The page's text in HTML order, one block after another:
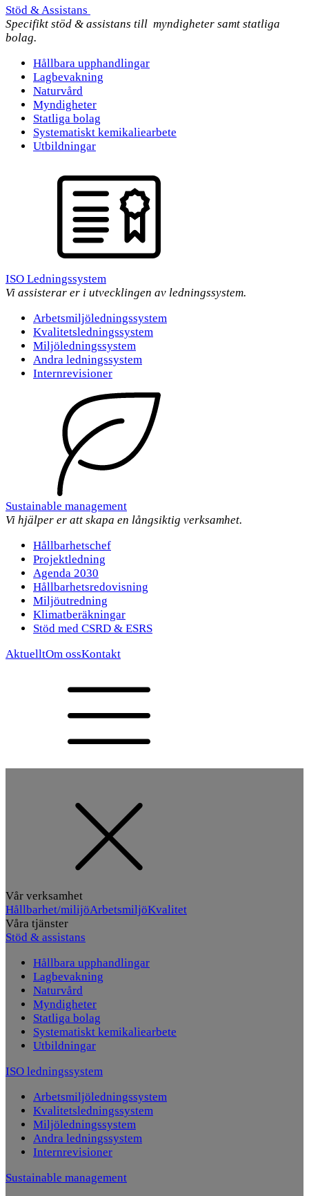
Stöd & Assistans
Specifikt stöd & assistans till myndigheter samt statliga
bolag.
Hållbara upphandlingar
Lagbevakning
Naturvård
Myndigheter
Statliga bolag
Systematiskt kemikaliearbete
Utbildningar
ISO Ledningssystem
Vi assisterar er i utvecklingen av ledningssystem.
Arbetsmiljöledningssystem
Kvalitetsledningssystem
Miljöledningssystem
Andra ledningssystem
Internrevisioner
Sustainable management
Vi hjälper er att skapa en långsiktig verksamhet.
Hållbarhetschef
Projektledning
Agenda 2030
Hållbarhetsredovisning
Miljöutredning
Klimatberäkningar
Stöd med CSRD & ESRS
AktuelltOm ossKontakt
Vår verksamhet
Hållbarhet/milijöArbetsmiljöKvalitet
Våra tjänster
Stöd & assistans
Hållbara upphandlingar
Lagbevakning
Naturvård
Myndigheter
Statliga bolag
Systematiskt kemikaliearbete
Utbildningar
ISO ledningssystem
Arbetsmiljöledningssystem
Kvalitetsledningssystem
Miljöledningssystem
Andra ledningssystem
Internrevisioner
Sustainable management